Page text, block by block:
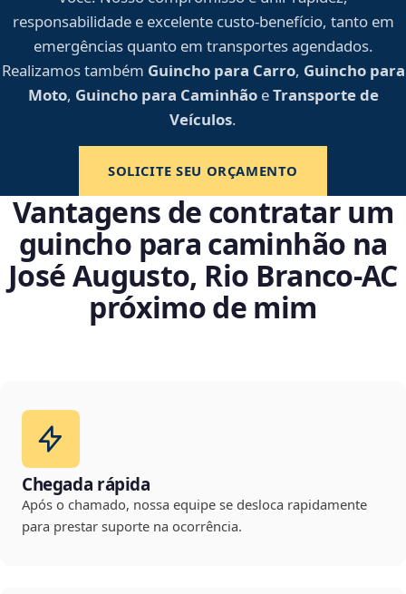
responsabilidade e excelente custo-benefício, tanto em
emergências quanto em transportes agendados.
Realizamos também Guincho para Carro, Guincho para
Moto, Guincho para CaminhãoeTransporte de
Veículos.
SOLICITE SEU ORÇAMENTO
Vantagens de contratar um
guincho para caminhão na
José Augusto, Rio Branco‑AC
próximo de mim
Chegada rápida
Após o chamado, nossa equipe se desloca rapidamente
para prestar suporte na ocorrência.